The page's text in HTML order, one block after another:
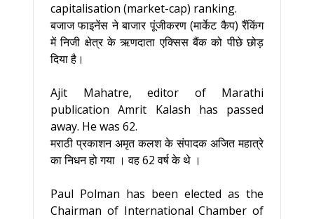
capitalisation (market-cap) ranking.
बजाज फाइनेंस ने बाजार पूंजीकरण (मार्केट कैप) रैंकिंग
में निजी क्षेत्र के ऋणदाता एक्सिस बैंक को पीछे छोड़
दिया है।
Ajit Mahatre, editor of Marathi
publication Amrit Kalash has passed
away. He was 62.
मराठी प्रकाशन अमृत कलश के संपादक अजित महात्रे
का निधन हो गया । वह 62 वर्ष के थे ।
Paul Polman has been elected as the
Chairman of International Chamber of